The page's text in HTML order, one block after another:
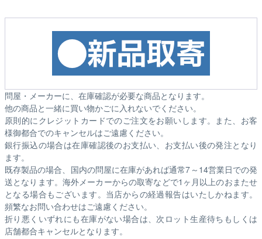
問屋・メーカーに、在庫確認が必要な商品となります。
他の商品と一緒に買い物かごに入れないでください。
原則的にクレジットカードでのご注文をお願いします。また、お客
様御都合でのキャンセルはご遠慮ください。
銀行振込の場合は在庫確認後のお支払い、お支払い後の発注となり
ます。
既存製品の場合、国内の問屋に在庫があれば通常7～14営業日での発
送となります。海外メーカーからの取寄などで1ヶ月以上のおまたせ
となる場合もございます。 当店からの経過報告はいたしかねます。
頻繁なお問い合わせはご遠慮ください。
折り悪くいずれにも在庫がない場合は、次ロット生産待ちもしくは
店舗都合キャンセルとなります。